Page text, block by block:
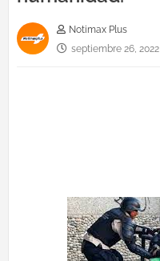
Notimax Plus
septiembre 26, 2022